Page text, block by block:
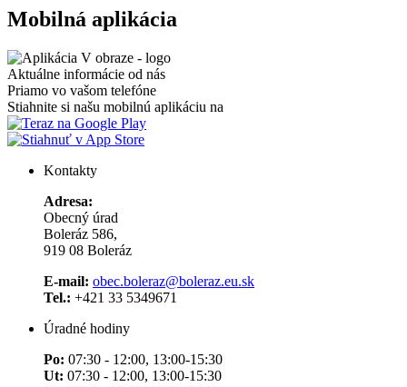
Mobilná aplikácia
Aktuálne informácie od nás
Priamo vo vašom telefóne
Stiahnite si našu mobilnú aplikáciu na
Kontakty
Adresa:
Obecný úrad
Boleráz 586,
919 08 Boleráz
E-mail: obec.boleraz@boleraz.eu.sk
Tel.: +421 33 5349671
Úradné hodiny
Po: 07:30 - 12:00, 13:00-15:30
Ut: 07:30 - 12:00, 13:00-15:30